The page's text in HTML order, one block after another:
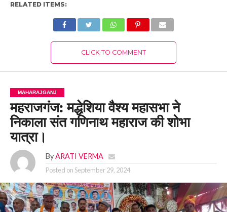
RELATED ITEMS:
CLICK TO COMMENT
MAHARAJGANJ
महराजगंज: मद्धेशिया वैश्य महासभा ने
निकाला संत गणिनाथ महाराज की शोभा
यात्रा।
By ARATI VERMA
Posted onSeptember 29, 2024